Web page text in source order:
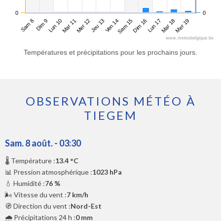
Sam 8Dim 9Lun 10Mar 11Mer 12Jeu 13Ven 14Sam 15Dim 16Lun 17Mar 18Mer 19
0 0
www.meteobelgique.be
Températures et précipitations pour les prochains jours.
OBSERVATIONS MÉTÉO À
TIEGEM
Sam. 8 août. - 03:30
🌡️ Température :13.4 °C
📊 Pression atmosphérique :1023 hPa
💧 Humidité :76 %
🌬️ Vitesse du vent :7 km/h
🧭 Direction du vent :Nord-Est
🌧️ Précipitations 24 h :0 mm